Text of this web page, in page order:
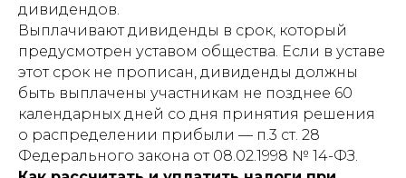
дивидендов.
Выплачивают дивиденды в срок, который
предусмотрен уставом общества. Если в уставе
этот срок не прописан, дивиденды должны
быть выплачены участникам не позднее 60
календарных дней со дня принятия решения
о распределении прибыли — п.3 ст. 28
Федерального закона от 08.02.1998 № 14-ФЗ.